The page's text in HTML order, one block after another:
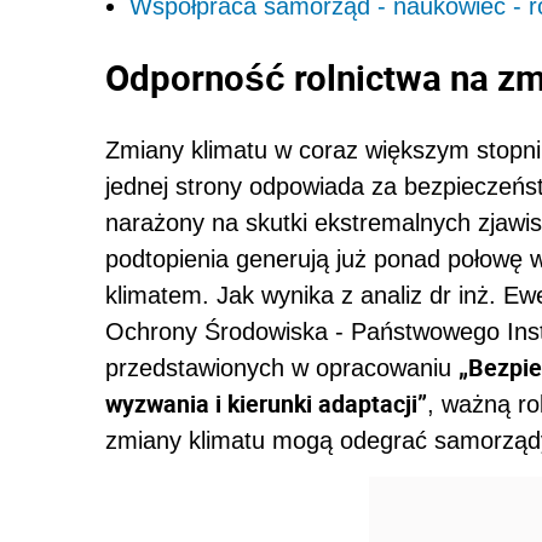
Współpraca samorząd - naukowiec -
Odporność rolnictwa na
Zmiany klimatu w coraz większym
jednej strony odpowiada za
narażony na skutki ekstremalnych
podtopienia generują już ponad
klimatem. Jak wynika z analiz dr inż.
Ochrony Środowiska - Państwowego
przedstawionych w opracowaniu
wyzwania i kierunki adaptacji”, ważną
zmiany klimatu mogą odegrać